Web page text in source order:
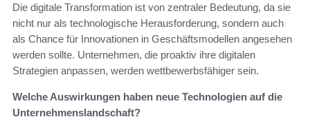
Die digitale Transformation ist von zentraler Bedeutung, da sie
nicht nur als technologische Herausforderung, sondern auch
als Chance für Innovationen in Geschäftsmodellen angesehen
werden sollte. Unternehmen, die proaktiv ihre digitalen
Strategien anpassen, werden wettbewerbsfähiger sein.
Welche Auswirkungen haben neue Technologien auf die
Unternehmenslandschaft?